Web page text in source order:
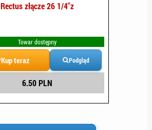
Rectus złącze 26 1/4"z
Towar dostępny
Kup teraz Podgląd
6.50 PLN